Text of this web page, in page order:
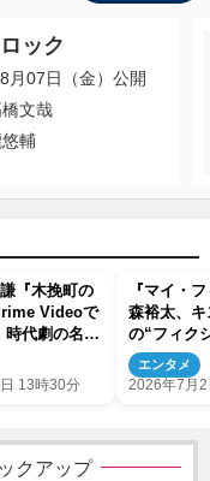
ック
月07日（金）公開
文哉
輔
『木挽町の
Videoで
代劇の名
る江戸ミス
13時30分
『マイ・
森裕太、
の“フィク
実話を明
エンタメ
2026年7月
クアップ